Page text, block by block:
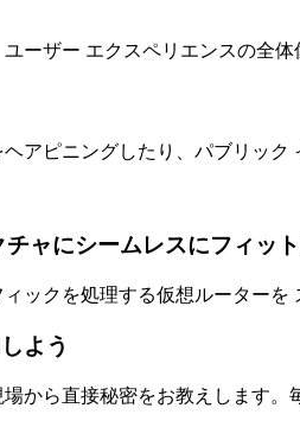
ーザー エクスペリエンスの全体
アピニングしたり、パブリッ
ャにシームレスにフィット
ックを処理する仮想ルーター
よう
から直接秘密をお教えします